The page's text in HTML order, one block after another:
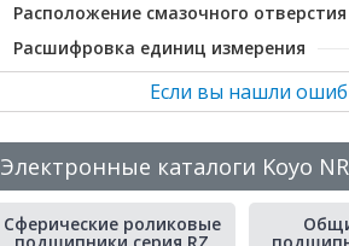
Расположение смазочного отверстия
Расшифровка единиц измерения
Если вы нашли
Электронные каталоги Koyo
Сферические роликовые